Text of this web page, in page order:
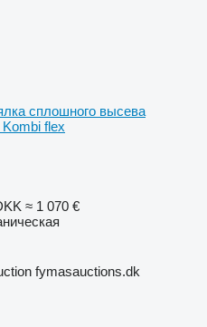
сплошного высева
flex
≈ 1 070 €
fymasauctions.dk